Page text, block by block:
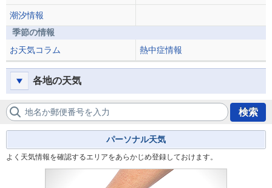
潮汐情報
季節の情報
お天気コラム
熱中症情報
各地の天気
地名か郵便番号を入力 検索
パーソナル天気
よく天気情報を確認するエリアをあらかじめ登録しておけます。